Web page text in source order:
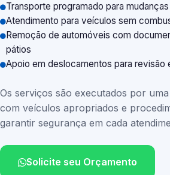
Transporte programado para mudanças
Atendimento para veículos sem
Remoção de automóveis com
pátios
Apoio em deslocamentos para revisão
Os serviços são executados por
com veículos apropriados e
garantir segurança em cada
Solicite seu Orçamento